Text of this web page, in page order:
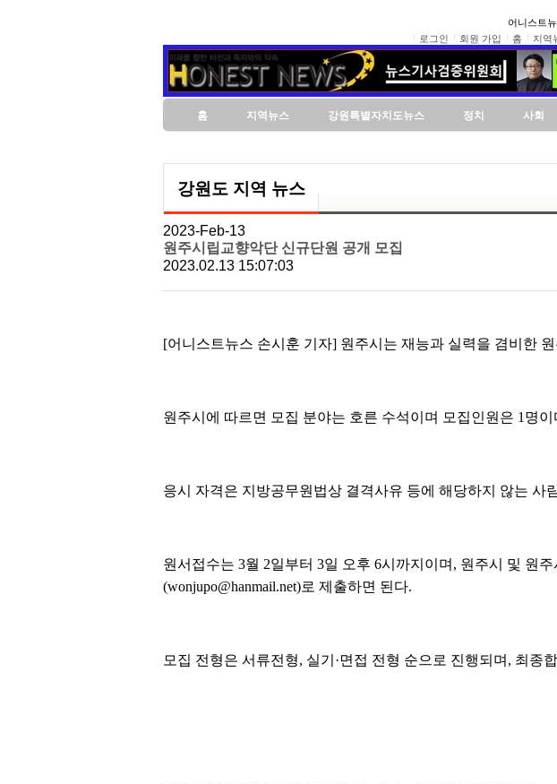
어니스트
로그인
회원 가입 홈 지역
홈 지역뉴스 강원특별자치도뉴스 정치 사회
강원도 지역 뉴스
2023-Feb-13
원주시립교향악단 신규단원 공개 모집
2023.02.13 15:07:03
[어니스트뉴스 손시훈 기자] 원주시는 재능과 실력을 겸비한
원주시에 따르면 모집 분야는 호른 수석이며 모집인원은 1명이
응시 자격은 지방공무원법상 결격사유 등에 해당하지 않는
원서접수는 3월 2일부터 3일 오후 6시까지이며, 원주시 및 원
(wonjupo@hanmail.net)로 제출하면 된다.
모집 전형은 서류전형, 실기·면접 전형 순으로 진행되며, 최